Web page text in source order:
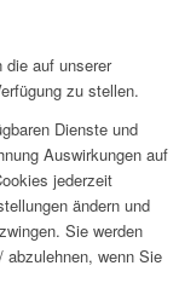
die auf unserer
zu stellen.
Dienste und
Auswirkungen auf
jederzeit
ändern und
Sie werden
wenn Sie